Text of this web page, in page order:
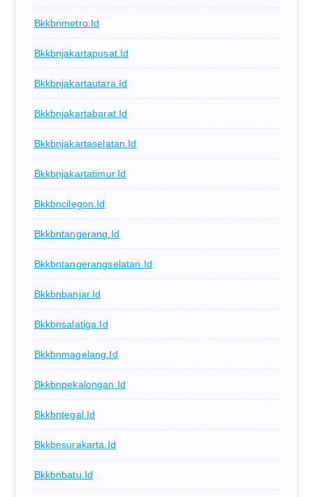
Bkkbnmetro.id
Bkkbnjakartapusat.id
Bkkbnjakartautara.id
Bkkbnjakartabarat.id
Bkkbnjakartaselatan.id
Bkkbnjakartatimur.id
Bkkbncilegon.id
Bkkbntangerang.id
Bkkbntangerangselatan.id
Bkkbnbanjar.id
Bkkbnsalatiga.id
Bkkbnmagelang.id
Bkkbnpekalongan.id
Bkkbntegal.id
Bkkbnsurakarta.id
Bkkbnbatu.id